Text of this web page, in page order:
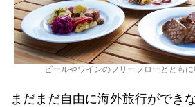
ビールやワインのフリーフローととも
まだまだ自由に海外旅行ができ